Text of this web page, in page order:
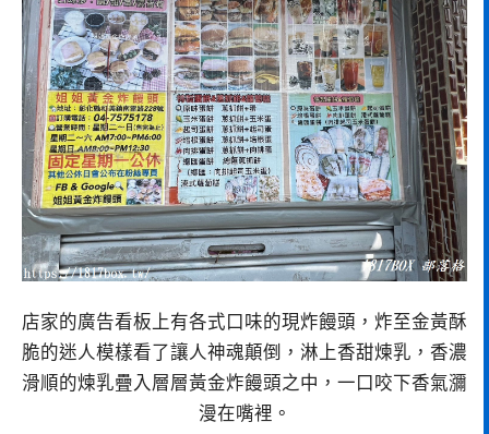
店家的廣告看板上有各式口味的現炸饅頭，炸至金黃酥
脆的迷人模樣看了讓人神魂顛倒，淋上香甜煉乳，香濃
滑順的煉乳疊入層層黃金炸饅頭之中，一口咬下香氣瀰
漫在嘴裡。